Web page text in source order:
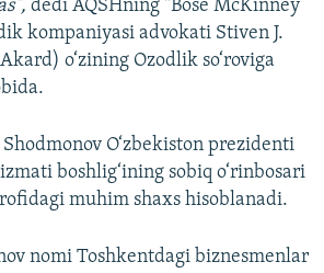
dedi AQSHning "Bose McKinney
kompaniyasi advokati Stiven J.
o‘zining Ozodlik so‘roviga
O‘zbekiston prezidenti
boshlig‘ining sobiq o‘rinbosari
muhim shaxs hisoblanadi.
nomi Toshkentdagi biznesmenlar